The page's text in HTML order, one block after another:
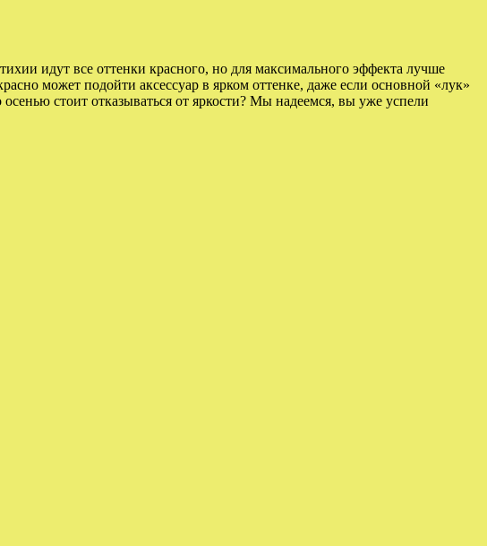
идут все оттенки красного, но для максимального эффекта лучше
может подойти аксессуар в ярком оттенке, даже если основной «лук»
стоит отказываться от яркости? Мы надеемся, вы уже успели